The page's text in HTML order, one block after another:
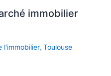
immobilier
l'immobilier, Toulouse